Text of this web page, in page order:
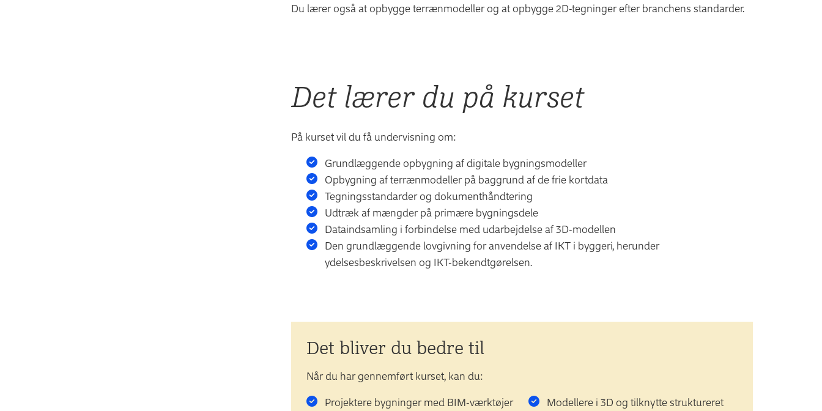
Du lærer også at opbygge terrænmodeller og at opbygge 2D-tegninger efter branchens standarder.
Det lærer du på kurset
På kurset vil du få undervisning om:
Grundlæggende opbygning af digitale bygningsmodeller
Opbygning af terrænmodeller på baggrund af de frie kortdata
Tegningsstandarder og dokumenthåndtering
Udtræk af mængder på primære bygningsdele
Dataindsamling i forbindelse med udarbejdelse af 3D-modellen
Den grundlæggende lovgivning for anvendelse af IKT i byggeri, herunder
ydelsesbeskrivelsen og IKT-bekendtgørelsen.
Det bliver du bedre til
Når du har gennemført kurset, kan du:
Projektere bygninger med BIM-værktøjer
Modellere i 3D og tilknytte struktureret